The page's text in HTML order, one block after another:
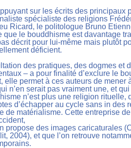
sur les écrits des
spécialiste des religions
Ricard, le politologue Bruno
que le bouddhisme est davantage
décrit pour lui-même mais plutôt
déficient.
des pratiques, des dogmes
– a pour finalité d’exclure le
elle permet à ces auteurs de
n’en serait pas vraiment une, et
n’est plus une religion
d’échapper au cycle sans in
de matérialisme. Cette entreprise
propose des images caricaturales
2004), et que l’on retrouve